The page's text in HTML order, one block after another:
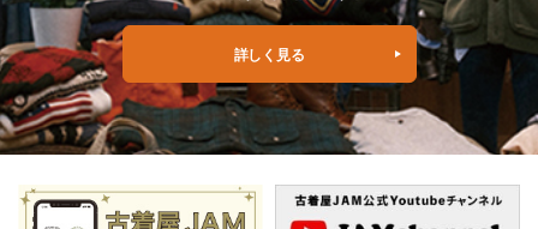
詳しく見る